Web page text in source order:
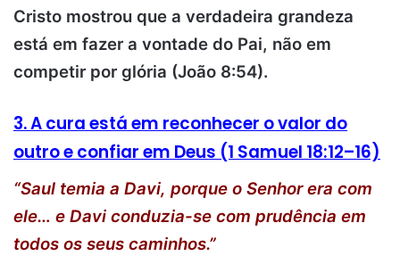
Cristo mostrou que a verdadeira grandeza
está em fazer a vontade do Pai, não em
competir por glória (João 8:54).
3. A cura está em reconhecer o valor do
outro e confiar em Deus (1 Samuel 18:12–16)
“Saul temia a Davi, porque o Senhor era com
ele… e Davi conduzia-se com prudência em
todos os seus caminhos.”